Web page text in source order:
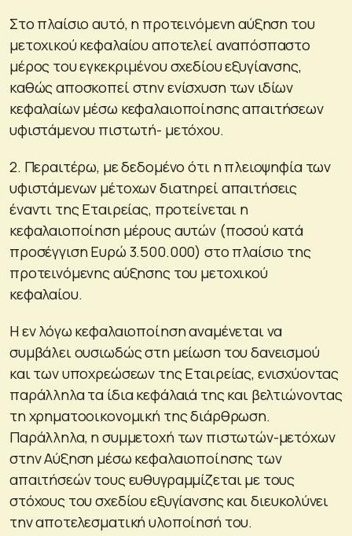
Στο πλαίσιο αυτό, η προτεινόμενη αύξηση του
μετοχικού κεφαλαίου αποτελεί αναπόσπαστο
μέρος του εγκεκριμένου σχεδίου εξυγίανσης,
καθώς αποσκοπεί στην ενίσχυση των ιδίων
κεφαλαίων μέσω κεφαλαιοποίησης απαιτήσεων
υφιστάμενου πιστωτή- μετόχου.
2. Περαιτέρω, με δεδομένο ότι η πλειοψηφία των
υφιστάμενων μέτοχων διατηρεί απαιτήσεις
έναντι της Εταιρείας, προτείνεται η
κεφαλαιοποίηση μέρους αυτών (ποσού κατά
προσέγγιση Ευρώ 3.500.000) στο πλαίσιο της
προτεινόμενης αύξησης του μετοχικού
κεφαλαίου.
Η εν λόγω κεφαλαιοποίηση αναμένεται να
συμβάλει ουσιωδώς στη μείωση του δανεισμού
και των υποχρεώσεων της Εταιρείας, ενισχύοντας
παράλληλα τα ίδια κεφάλαιά της και βελτιώνοντας
τη χρηματοοικονομική της διάρθρωση.
Παράλληλα, η συμμετοχή των πιστωτών-μετόχων
στην Αύξηση μέσω κεφαλαιοποίησης των
απαιτήσεών τους ευθυγραμμίζεται με τους
στόχους του σχεδίου εξυγίανσης και διευκολύνει
την αποτελεσματική υλοποίησή του.